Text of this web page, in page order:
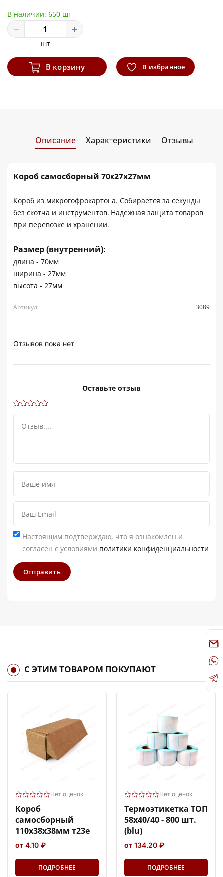
В наличии: 650 шт
шт
В корзину В избранное
Описание Характеристики Отзывы
Короб самосборный 70х27х27мм
Короб из микрогофрокартона. Собирается за секунды
без скотча и инструментов. Надежная защита товаров
при перевозке и хранении.
Размер (внутренний):
длина - 70мм
ширина - 27мм
высота - 27мм
Артикул 3089
Отзывов пока нет
Оставьте отзыв
Настоящим подтверждаю, что я ознакомлен и
согласен с условиями политики конфиденциальности
Отправить
С ЭТИМ ТОВАРОМ ПОКУПАЮТ
Нет оценок
Короб
самосборный
110х38х38мм т23е
от 4.10 ₽
ПОДРОБНЕЕ
Нет оценок
Термоэтикетка ТОП
58х40/40 - 800 шт.
(blu)
от 134.20 ₽
ПОДРОБНЕЕ